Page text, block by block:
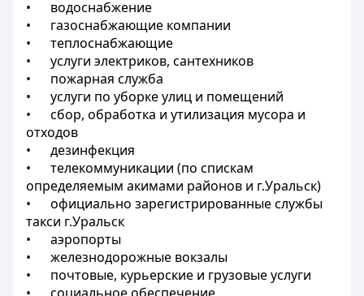
• водоснабжение
• газоснабжающие компании
• теплоснабжающие
• услуги электриков, сантехников
• пожарная служба
• услуги по уборке улиц и помещений
• сбор, обработка и утилизация мусора и
отходов
• дезинфекция
• телекоммуникации (по спискам
определяемым акимами районов и г.Уральск)
• официально зарегистрированные службы
такси г.Уральск
• аэропорты
• железнодорожные вокзалы
• почтовые, курьерские и грузовые услуги